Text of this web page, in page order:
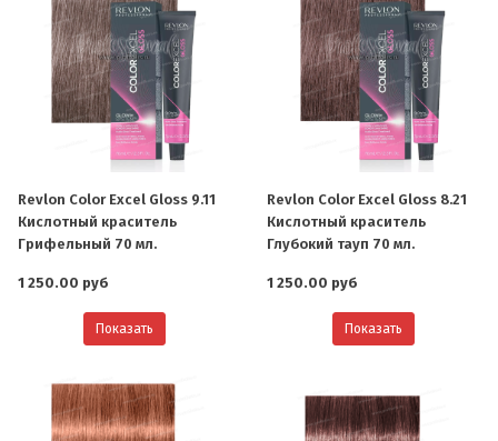
Revlon Color Excel Gloss 9.11
Кислотный краситель
Грифельный 70 мл.
1 250.00 руб
Показать
Revlon Color Excel Gloss 8.21
Кислотный краситель
Глубокий тауп 70 мл.
1 250.00 руб
Показать